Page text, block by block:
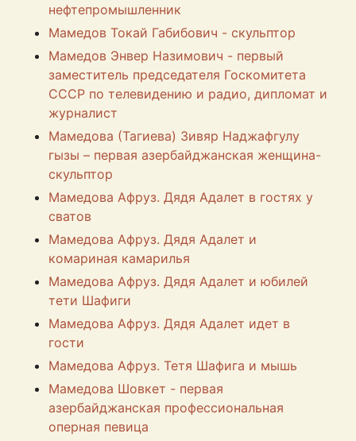
нефтепромышленник
Мамедов Токай Габибович - скульптор
Мамедов Энвер Назимович - первый
заместитель председателя Госкомитета
СССР по телевидению и радио, дипломат и
журналист
Мамедова (Тагиева) Зивяр Наджафгулу
гызы – первая азербайджанская женщина-
скульптор
Мамедова Афруз. Дядя Адалет в гостях у
сватов
Мамедова Афруз. Дядя Адалет и
комариная камарилья
Мамедова Афруз. Дядя Адалет и юбилей
тети Шафиги
Мамедова Афруз. Дядя Адалет идет в
гости
Мамедова Афруз. Тетя Шафига и мышь
Мамедова Шовкет - первая
азербайджанская профессиональная
оперная певица